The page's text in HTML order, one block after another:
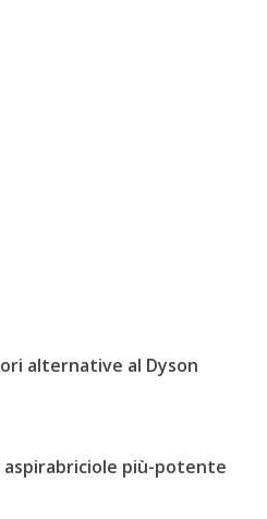
alternative al Dyson
aspirabriciole più-potente